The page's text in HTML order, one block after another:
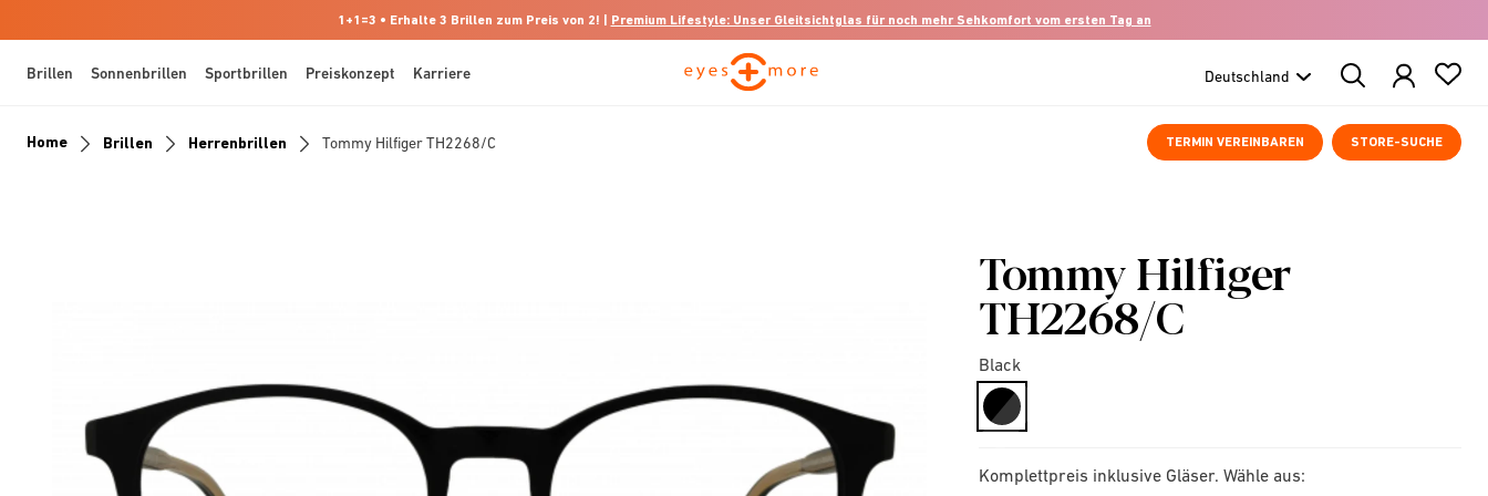
1+1=3 • Erhalte 3 Brillen zum Preis von 2! | Premium Lifestyle: Unser Gleitsichtglas für noch mehr Sehkomfort vom ersten Tag an
Brillen Sonnenbrillen Sportbrillen Preiskonzept Karriere
Search
Products
TERMIN VEREINBAREN STORE-SUCHE
Home Brillen Herrenbrillen Tommy Hilfiger TH2268/C
Tommy Hilfiger
TH2268/C
Black
selected
Komplettpreis inklusive Gläser. Wähle aus: